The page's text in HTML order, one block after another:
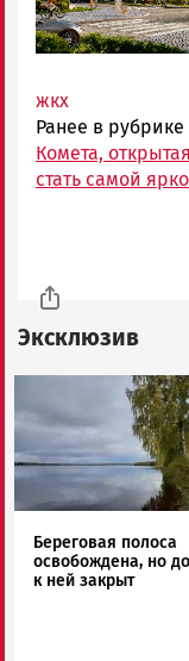
жкх
Ранее в рубрике
Комета,
стать самой
Эксклюзив
Береговая полоса
освобождена, но
к ней закрыт